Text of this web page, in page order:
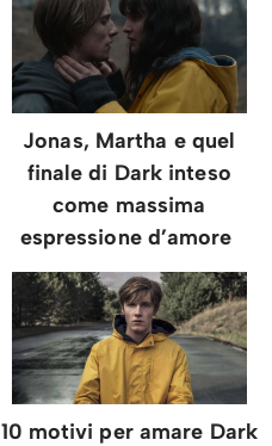
Jonas, Martha e quel
finale di Dark inteso
come massima
espressione d’amore
10 motivi per amare Dark